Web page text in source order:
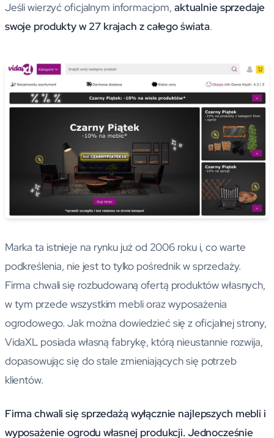
Jeśli wierzyć oficjalnym informacjom,aktualnie sprzedaje
swoje produkty w 27 krajach z całego świata.
Marka ta istnieje na rynku już od 2006 roku i, co warte
podkreślenia, nie jest to tylko pośrednik w sprzedaży.
Firma chwali się rozbudowaną ofertą produktów własnych,
w tym przede wszystkim mebli oraz wyposażenia
ogrodowego. Jak można dowiedzieć się z oficjalnej strony,
VidaXL posiada własną fabrykę, którą nieustannie rozwija,
dopasowując się do stale zmieniających się potrzeb
klientów.
Firma chwali się sprzedażą wyłącznie najlepszych mebli i
wyposażenie ogrodu własnej produkcji. Jednocześnie